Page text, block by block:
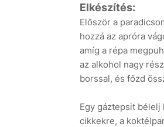
Elkészítés:
Először a
hozzá az apróra
amíg a répa
az alkohol nagy
borssal, és főzd
Egy gáztepsit bélelj
cikkekre, a